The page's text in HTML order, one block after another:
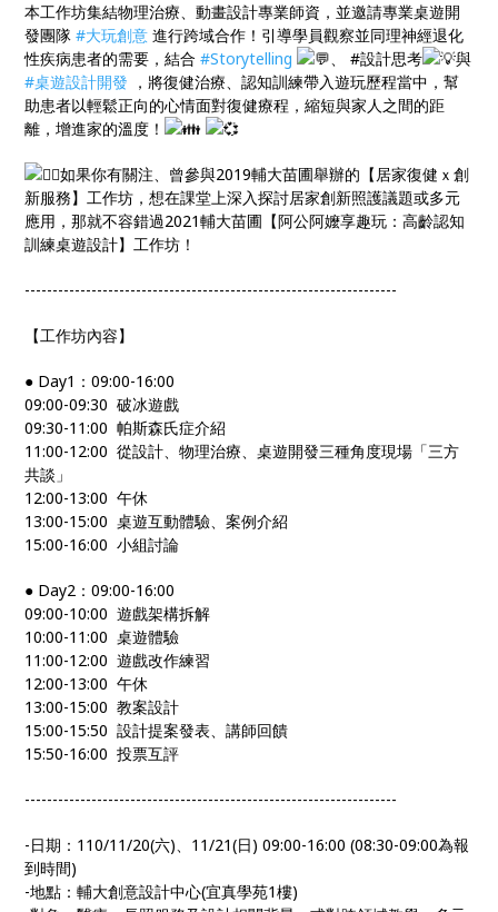
本工作坊集結物理治療、動畫設計專業師資，並邀請專業桌遊開
發團隊#大玩創意 進行跨域合作！引導學員觀察並同理神經退化
性疾病患者的需要，結合#Storytelling 、 #設計思考
與
#桌遊設計開發 ，將復健治療、認知訓練帶入遊玩歷程當中，幫
助患者以輕鬆正向的心情面對復健療程，縮短與家人之間的距
離，增進家的溫度！
如果你有關注、曾參與2019輔大苗圃舉辦的【居家復健ｘ創
新服務】工作坊，想在課堂上深入探討居家創新照護議題或多元
應用，那就不容錯過2021輔大苗圃【阿公阿嬤享趣玩：高齡認知
訓練桌遊設計】工作坊！
-------------------------------------------------------------------
【工作坊內容】
● Day1：09:00-16:00
09:00-09:30 破冰遊戲
09:30-11:00 帕斯森氏症介紹
11:00-12:00 從設計、物理治療、桌遊開發三種角度現場「三方
共談」
12:00-13:00 午休
13:00-15:00 桌遊互動體驗、案例介紹
15:00-16:00 小組討論
● Day2：09:00-16:00
09:00-10:00 遊戲架構拆解
10:00-11:00 桌遊體驗
11:00-12:00 遊戲改作練習
12:00-13:00 午休
13:00-15:00 教案設計
15:00-15:50 設計提案發表、講師回饋
15:50-16:00 投票互評
-------------------------------------------------------------------
-日期：110/11/20(六)、11/21(日) 09:00-16:00 (08:30-09:00為報
到時間)
-地點：輔大創意設計中心(宜真學苑1樓)